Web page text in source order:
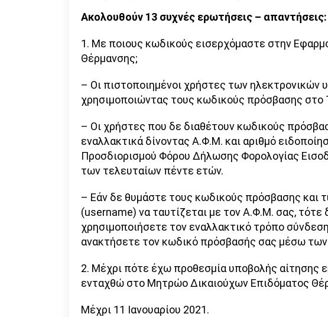
Ακολουθούν 13 συχνές ερωτήσεις – απαντήσεις:
1. Με ποιους κωδικούς εισερχόμαστε στην
Θέρμανσης;
– Οι πιστοποιημένοι χρήστες των ηλεκτρονικών
χρησιμοποιώντας τους κωδικούς πρόσβασης στο
– Οι χρήστες που δε διαθέτουν κωδικούς
εναλλακτικά δίνοντας Α.Φ.Μ. και αριθμό
Προσδιορισμού Φόρου Δήλωσης Φορολογίας
των τελευταίων πέντε ετών.
– Εάν δε θυμάστε τους κωδικούς πρόσβασης και
(username) να ταυτίζεται με τον Α.Φ.Μ. σας, τότε
χρησιμοποιήσετε τον εναλλακτικό τρόπο
ανακτήσετε τον κωδικό πρόσβασής σας μέσω των
2. Μέχρι πότε έχω προθεσμία υποβολής αίτησης
ενταχθώ στο Μητρώο Δικαιούχων Επιδόματος
Μέχρι 11 Ιανουαρίου 2021.